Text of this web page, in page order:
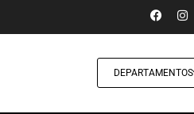
DEPARTAMENTOS